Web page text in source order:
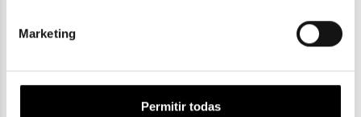
Marketing
Permitir todas
ENVIOS Y DEVOLUCIONES
Gratuitas a partir de 30€